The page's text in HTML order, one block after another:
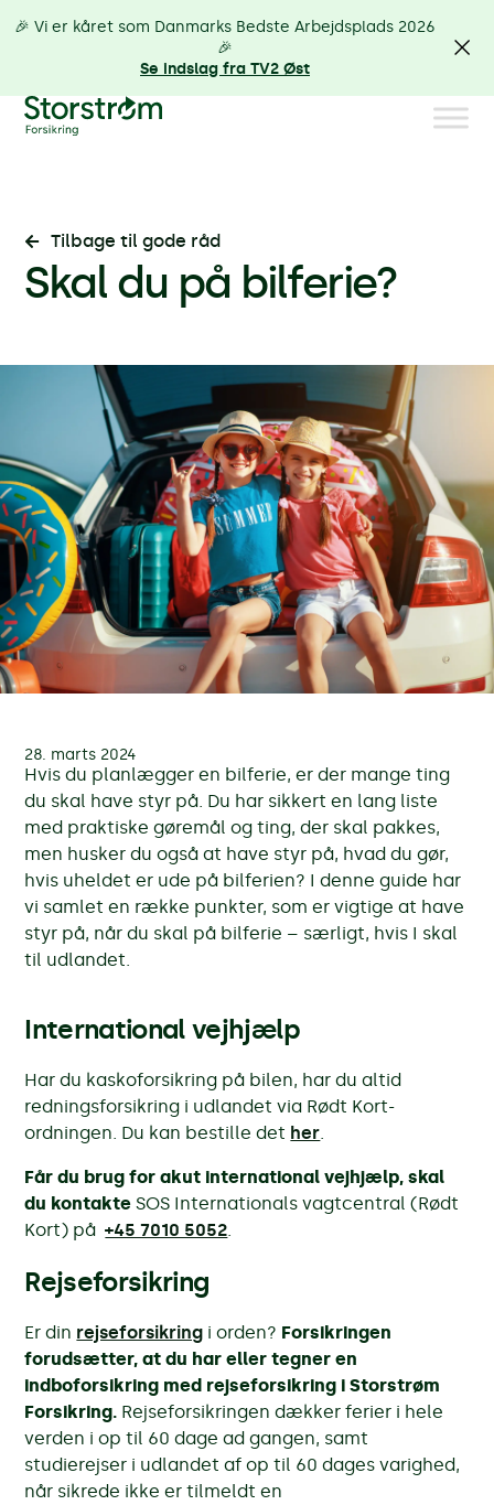
Tilbage til gode råd
Skal du på bilferie?
28. marts 2024
Hvis du planlægger en bilferie, er der mange ting
du skal have styr på. Du har sikkert en lang liste
med praktiske gøremål og ting, der skal pakkes,
men husker du også at have styr på, hvad du gør,
hvis uheldet er ude på bilferien? I denne guide har
vi samlet en række punkter, som er vigtige at have
styr på, når du skal på bilferie – særligt, hvis I skal
til udlandet.
International vejhjælp
Har du kaskoforsikring på bilen, har du altid
redningsforsikring i udlandet via Rødt Kort-
ordningen. Du kan bestille det her.
Får du brug for akut international vejhjælp, skal
du kontakteSOS Internationals vagtcentral (Rødt
Kort) på+45 7010 5052.
Rejseforsikring
Er din rejseforsikring i orden? Forsikringen
forudsætter, at du har eller tegner en
indboforsikring med rejseforsikring i Storstrøm
Forsikring. Rejseforsikringen dækker ferier i hele
verden i op til 60 dage ad gangen, samt
studierejser i udlandet af op til 60 dages varighed,
når sikrede ikke er tilmeldt en
🎉 Vi er kåret som Danmarks Bedste Arbejdsplads 2026
🎉
Se indslag fra TV2 Øst